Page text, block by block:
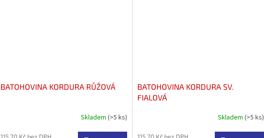
BATOHOVINA KORDURA RŮŽOVÁ
Skladem (>5 ks)
BATOHOVINA KORDURA SV.
FIALOVÁ
Skladem (>5 ks)